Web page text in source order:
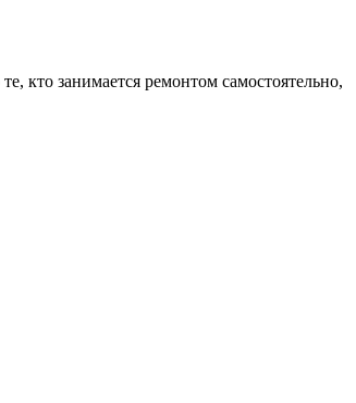
кто занимается ремонтом самостоятельно,